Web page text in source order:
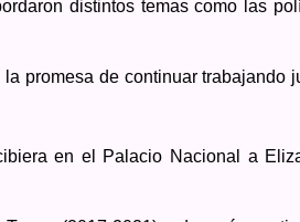
distintos temas como las
promesa de continuar trabajando
en el Palacio Nacional a